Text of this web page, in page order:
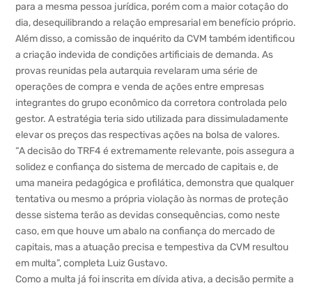
para a mesma pessoa jurídica, porém com a maior cotação do
dia, desequilibrando a relação empresarial em benefício próprio.
Além disso, a comissão de inquérito da CVM também identificou
a criação indevida de condições artificiais de demanda. As
provas reunidas pela autarquia revelaram uma série de
operações de compra e venda de ações entre empresas
integrantes do grupo econômico da corretora controlada pelo
gestor. A estratégia teria sido utilizada para dissimuladamente
elevar os preços das respectivas ações na bolsa de valores.
“A decisão do TRF4 é extremamente relevante, pois assegura a
solidez e confiança do sistema de mercado de capitais e, de
uma maneira pedagógica e profilática, demonstra que qualquer
tentativa ou mesmo a própria violação às normas de proteção
desse sistema terão as devidas consequências, como neste
caso, em que houve um abalo na confiança do mercado de
capitais, mas a atuação precisa e tempestiva da CVM resultou
em multa”, completa Luiz Gustavo.
Como a multa já foi inscrita em dívida ativa, a decisão permite a